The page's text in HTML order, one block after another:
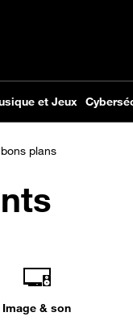
plans
Image & son